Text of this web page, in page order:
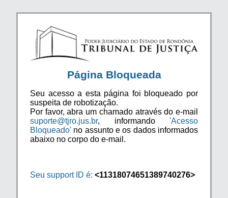
Página Bloqueada
Seu acesso a esta página foi bloqueado por
suspeita de robotização.
Por favor, abra um chamado através do e-mail
suporte@tjro.jus.br, informando 'Acesso
Bloqueado' no assunto e os dados informados
abaixo no corpo do e-mail.
Seu support ID é: <11318074651389740276>